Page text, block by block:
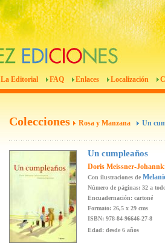
La Editorial FAQ Enlaces Localización
Colecciones Rosa y Manzana Un
Un cumpleaños
Doris Meissner-
Con ilustraciones de
Número de páginas: 32 a
Encuadernación: cartoné
Formato: 26,5 x 29 cms
ISBN: 978-84-96646-27-8
Edad: desde 6 años